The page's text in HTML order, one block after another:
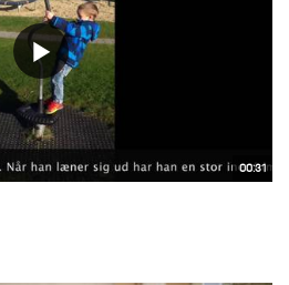
00:31